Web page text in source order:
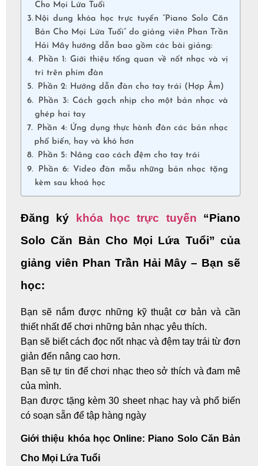
Cho Mọi Lứa Tuổi
Nội dung khóa học trực tuyến “Piano Solo Căn
Bản Cho Mọi Lứa Tuổi” do giảng viên Phan Trần
Hải Mây hướng dẫn bao gồm các bài giảng:
Phần 1: Giới thiệu tổng quan về nốt nhạc và vị
trí trên phím đàn
Phần 2: Hướng dẫn đàn cho tay trái (Hợp Âm)
Phần 3: Cách gạch nhịp cho một bản nhạc và
ghép hai tay
Phần 4: Ứng dụng thực hành đàn các bản nhạc
phổ biến, hay và khó hơn
Phần 5: Nâng cao cách đệm cho tay trái
Phần 6: Video đàn mẫu những bản nhạc tặng
kèm sau khoá học
Đăng ký khóa học trực tuyến “Piano
Solo Căn Bản Cho Mọi Lứa Tuổi” của
giảng viên Phan Trần Hải Mây – Bạn sẽ
học:
Bạn sẽ nắm được những kỹ thuật cơ bản và cần
thiết nhất để chơi những bản nhạc yêu thích.
Bạn sẽ biết cách đọc nốt nhạc và đệm tay trái từ đơn
giản đến nâng cao hơn.
Bạn sẽ tự tin để chơi nhạc theo sở thích và đam mê
của mình.
Bạn được tặng kèm 30 sheet nhạc hay và phổ biến
có soạn sẵn để tập hàng ngày
Giới thiệu khóa học Online: Piano Solo Căn Bản
Cho Mọi Lứa Tuổi